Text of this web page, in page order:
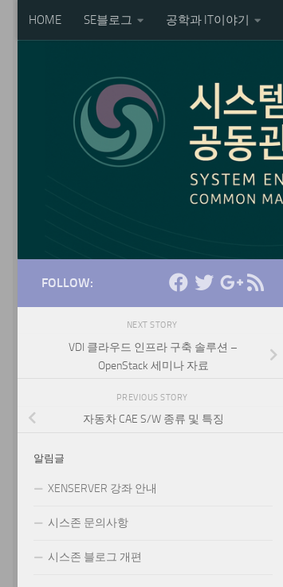
Skip to content
HOME SE블로그 공학과 IT이야기
FOLLOW:
NEXT STORY
VDI 클라우드 인프라 구축 솔루션 –
OpenStack 세미나 자료
PREVIOUS STORY
자동차 CAE S/W 종류 및 특징
알림글
XENSERVER 강좌 안내
시스존 문의사항
시스존 블로그 개편